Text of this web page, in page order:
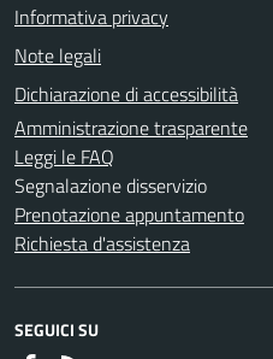
Informativa privacy
Note legali
Dichiarazione di accessibilità
Amministrazione trasparente
Leggi le FAQ
Segnalazione disservizio
Prenotazione appuntamento
Richiesta d'assistenza
SEGUICI SU